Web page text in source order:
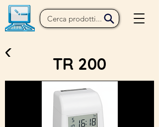
TR 200